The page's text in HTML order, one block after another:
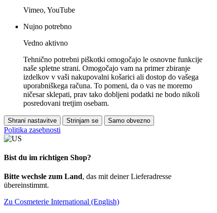
Vimeo, YouTube
Nujno potrebno
Vedno aktivno
Tehnično potrebni piškotki omogočajo le osnovne funkcije
naše spletne strani. Omogočajo vam na primer zbiranje
izdelkov v vaši nakupovalni košarici ali dostop do vašega
uporabniškega računa. To pomeni, da o vas ne moremo
ničesar sklepati, prav tako dobljeni podatki ne bodo nikoli
posredovani tretjim osebam.
Shrani nastavitve Strinjam se Samo obvezno
Politika zasebnosti
Bist du im richtigen Shop?
Bitte wechsle zum Land, das mit deiner Lieferadresse
übereinstimmt.
Zu Cosmeterie International (English)